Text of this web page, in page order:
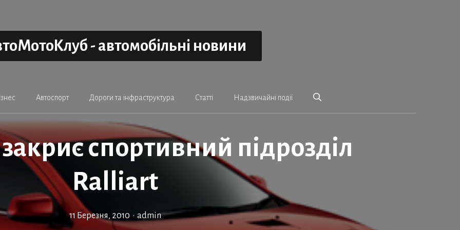
- автомобільні новини
Автоспорт Дороги та інфраструктура Статті Надзвичайні події
спортивний підрозділ
Ralliart
11 Березня, 2010 • admin